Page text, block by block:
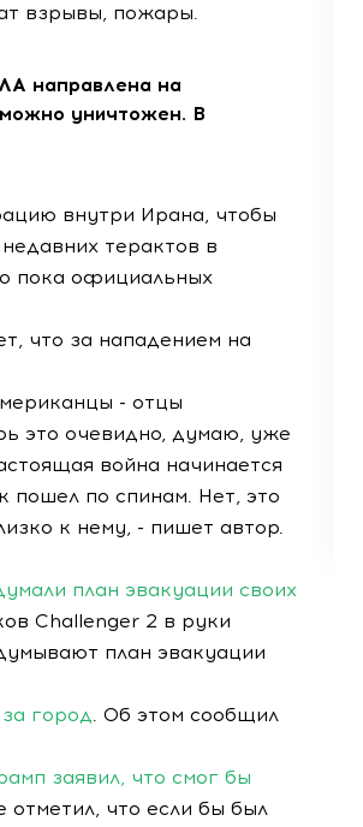
взрывы, пожары.
направлена на
уничтожен. В
внутри Ирана, чтобы
терактов в
пока официальных
что за нападением на
- отцы
это очевидно, думаю, уже
война начинается
пошел по спинам. Нет, это
к нему, - пишет автор.
план эвакуации своих
Challenger 2 в руки
план эвакуации
город. Об этом сообщил
заявил, что смог бы
отметил, что если бы был